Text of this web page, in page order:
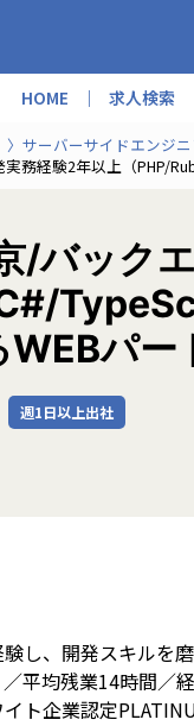
HOME 求人検索
サーバーサイドエンジ
実務経験2年以上（
/バック
パー
週1日以上出社
し、開発スキル
平均残業14時間／
ト企業認定